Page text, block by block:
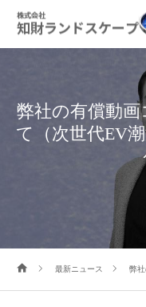
弊社の有償動
て（次世代EV
最新ニュース 弊社の